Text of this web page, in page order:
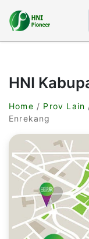
HNI
Home / Prov Lain
Enrekang